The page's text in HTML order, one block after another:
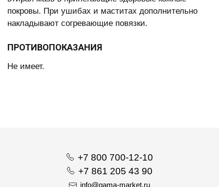
покровы. При ушибах и маститах дополнительно
накладывают согревающие повязки.
ПРОТИВОПОКАЗАНИЯ
Не имеет.
+7 800 700-12-10
+7 861 205 43 90
info@gama-market.ru